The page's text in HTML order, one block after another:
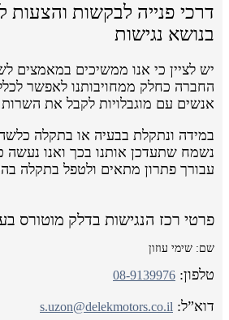
דרכי פנייה לבקשות והצעות
בנושא נגישות
יש לציין כי אנו ממשיכים במאמצים
החברה כחלק ממחויבותנו לאפשר לכלל
אנשים עם מוגבלויות לקבל את השרות
במידה ונתקלת בבעיה או בתקלה כלשהי
נשמח שתעדכן אותנו בכך ואנו נעשה
עבורך פתרון מתאים ולטפל בתקלה
פרטי רכז הנגישות בדלק מוטורס
שם: שימי עוזון
טלפון: 08-9139976
דוא”ל: s.uzon@delekmotors.co.il